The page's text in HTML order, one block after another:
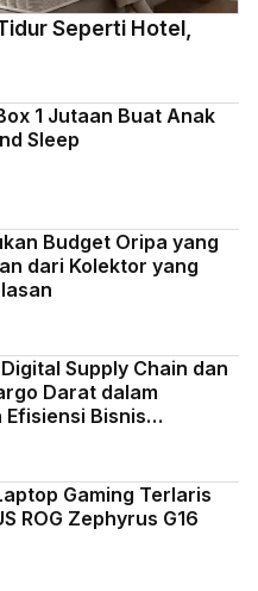
Seperti Hotel,
1 Jutaan Buat Anak
Sleep
Budget Oripa yang
dari Kolektor yang
Supply Chain dan
Darat dalam
Bisnis
Gaming Terlaris
ROG Zephyrus G16